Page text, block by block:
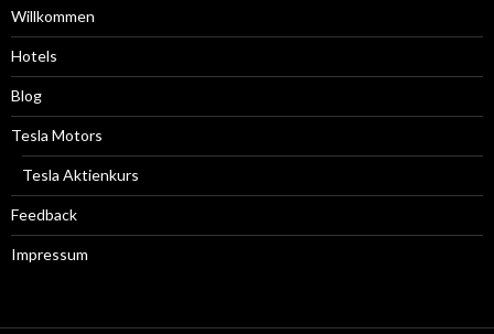
Willkommen
Hotels
Blog
Tesla Motors
Tesla Aktienkurs
Feedback
Impressum